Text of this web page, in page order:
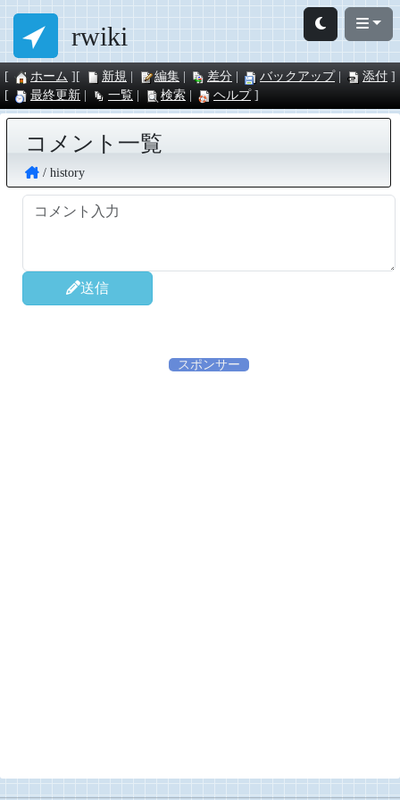
rwiki
ホーム 新規 編集 差分 バックアップ
添付
最終更新
一覧 検索 ヘルプ
コメント一覧
history
送信
スポンサー